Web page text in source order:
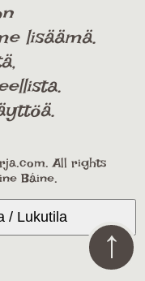
lisäämä.
All rights
Báine.
/ Lukutila
↑